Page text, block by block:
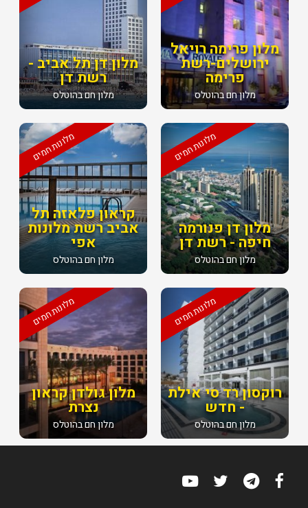
מלון דן תל אביב -
רשת דן
מלון חם בהוטלס
מלון פרימה רויאל
ירושלים-רשת
פרימה
מלון חם בהוטלס
מלונות חמים
קראון פלאזה תל
אביב רשת מלונות
אפי
מלון חם בהוטלס
מלונות חמים
מלון דן פנורמה
חיפה - רשת דן
מלון חם בהוטלס
מלונות חמים
מלון גולדן קראון
נצרת
מלון חם בהוטלס
מלונות חמים
רוקסון רד סי אילת
- חדש
מלון חם בהוטלס